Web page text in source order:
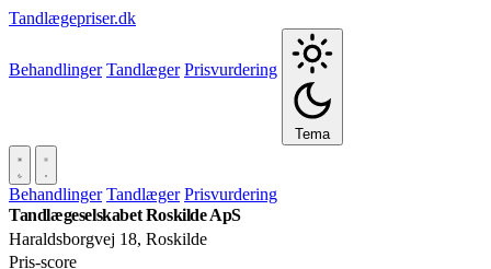
Tandlægepriser.dk
Behandlinger Tandlæger Prisvurdering
Tema
Behandlinger Tandlæger Prisvurdering
Tandlægeselskabet Roskilde ApS
Haraldsborgvej 18, Roskilde
Pris‑score